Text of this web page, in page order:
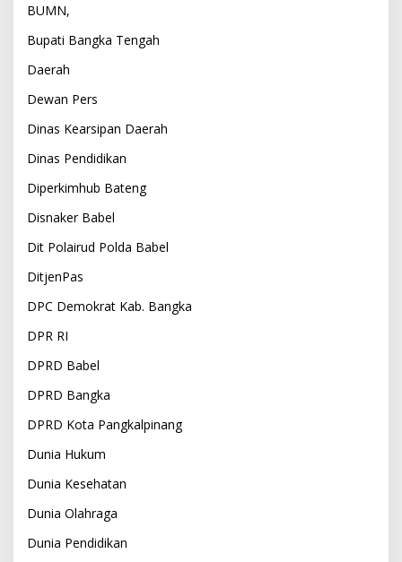
BUMN,
Bupati Bangka Tengah
Daerah
Dewan Pers
Dinas Kearsipan Daerah
Dinas Pendidikan
Diperkimhub Bateng
Disnaker Babel
Dit Polairud Polda Babel
DitjenPas
DPC Demokrat Kab. Bangka
DPR RI
DPRD Babel
DPRD Bangka
DPRD Kota Pangkalpinang
Dunia Hukum
Dunia Kesehatan
Dunia Olahraga
Dunia Pendidikan